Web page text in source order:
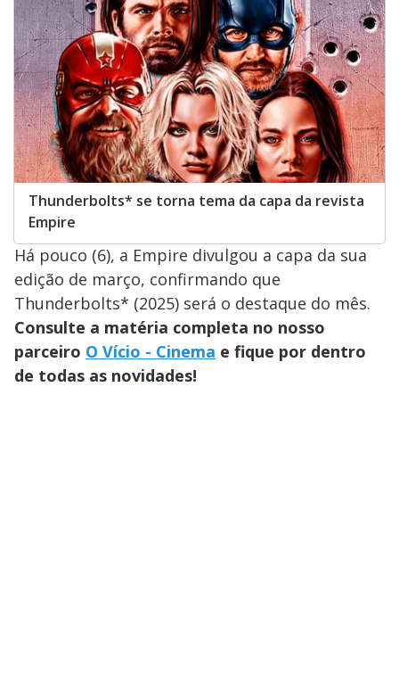
Thunderbolts* se torna tema da capa da revista
Empire
Há pouco (6), a Empire divulgou a capa da sua
edição de março, confirmando que
Thunderbolts* (2025) será o destaque do mês.
Consulte a matéria completa no nosso
parceiro O Vício - Cinema e fique por dentro
de todas as novidades!